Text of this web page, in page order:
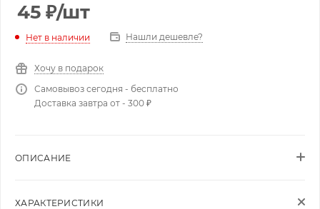
45 ₽/шт
Нет в наличии Нашли дешевле?
Хочу в подарок
Самовывоз сегодня - бесплатно
Доставка завтра от - 300 ₽
ОПИСАНИЕ
ХАРАКТЕРИСТИКИ